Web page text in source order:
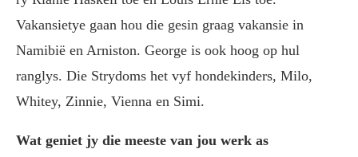
Vakansietye gaan hou die gesin graag vakansie in
Namibië en Arniston. George is ook hoog op hul
ranglys. Die Strydoms het vyf hondekinders, Milo,
Whitey, Zinnie, Vienna en Simi.
Wat geniet jy die meeste van jou werk as